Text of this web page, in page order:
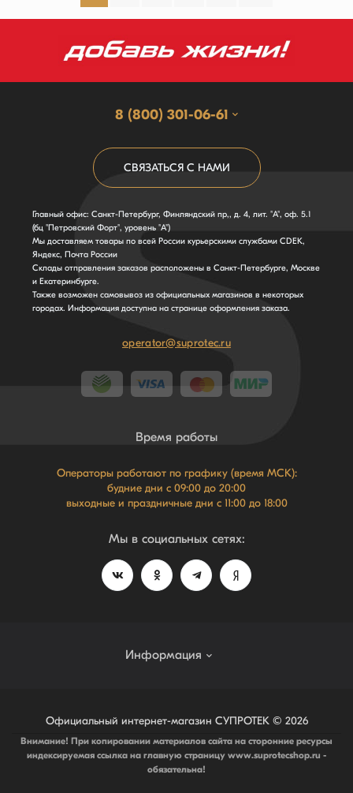
8 (800) 301-06-61
СВЯЗАТЬСЯ С НАМИ
Главный офис: Санкт-Петербург, Финляндский пр,, д. 4, лит. "А", оф. 5.1
(бц "Петровский Форт", уровень "А")
Мы доставляем товары по всей России курьерскими службами CDEK,
Яндекс, Почта России
Склады отправления заказов расположены в Санкт-Петербурге, Москве
и Екатеринбурге.
Также возможен самовывоз из официальных магазинов в некоторых
городах. Информация доступна на странице оформления заказа.
operator@suprotec.ru
Информация
О магазине
Политика защиты и обработки персональных данных
Время работы
Операторы работают по графику (время МСК):
будние дни с 09:00 до 20:00
выходные и праздничные дни с 11:00 до 18:00
Мы в социальных сетях:
Официальный интернет-магазин СУПРОТЕК © 2026
Внимание! При копировании материалов сайта на сторонние ресурсы
индексируемая ссылка на главную страницу www.suprotecshop.ru -
обязательна!